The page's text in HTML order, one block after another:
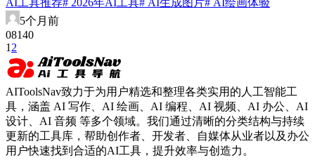
5个月前
08140
1 2
AIToolsNav致力于为用户精选和整理各类实用的人工智能工
具，涵盖 AI 写作、AI 绘画、AI 编程、AI 视频、AI 办公、AI
设计、AI 音频 等多个领域。我们通过清晰的分类结构与持续
更新的工具库，帮助创作者、开发者、自媒体从业者以及办公
用户快速找到合适的AI工具，提升效率与创造力。